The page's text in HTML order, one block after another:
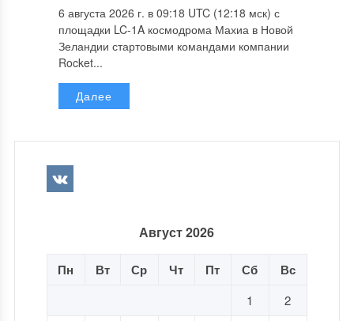
6 августа 2026 г. в 09:18 UTC (12:18 мск) с
площадки LC-1A космодрома Махиа в Новой
Зеландии стартовыми командами компании
Rocket...
Далее
Август 2026
Пн Вт Ср Чт Пт Сб Вс
1
2